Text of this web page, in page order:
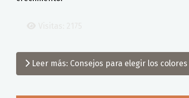
Leer más: Consejos para elegir los